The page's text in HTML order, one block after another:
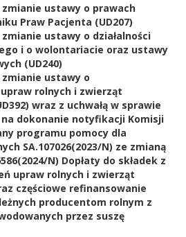
ustawy o prawach
Praw Pacjenta (UD207)
ustawy o działalności
i o wolontariacie oraz ustawy
(UD240)
ustawy o
rolnych i zwierząt
wraz z uchwałą w sprawie
dokonanie notyfikacji Komisji
programu pomocy dla
SA.107026(2023/N) ze zmianą
N) Dopłaty do składek z
upraw rolnych i zwierząt
częściowe refinansowanie
producentom rolnym z
przez suszę